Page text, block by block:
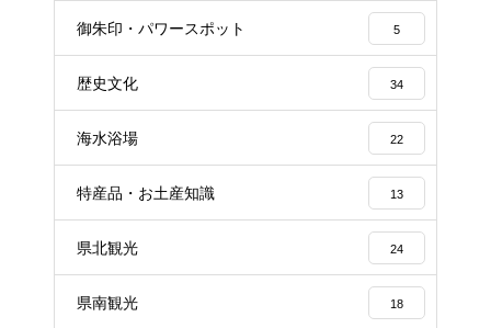
御朱印・パワースポット 5
歴史文化 34
海水浴場 22
特産品・お土産知識 13
県北観光 24
県南観光 18